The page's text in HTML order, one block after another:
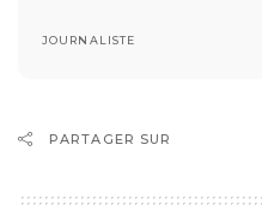
JOURNALISTE
PARTAGER SUR